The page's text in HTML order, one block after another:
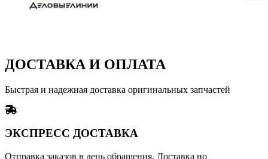
ДОСТАВКА И ОПЛАТА
Быстрая и надежная доставка оригинальных запчастей
ЭКСПРЕСС ДОСТАВКА
Отправка заказов в день обращения. Доставка по